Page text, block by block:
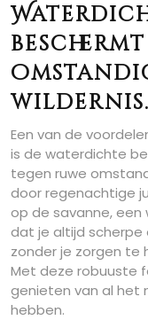
wildernis.
Een van de
is de waterdichte
tegen ruwe
door regenachtige
op de savanne,
dat je altijd scherpe
zonder je zorgen te
Met deze robuuste
genieten van al het
hebben.